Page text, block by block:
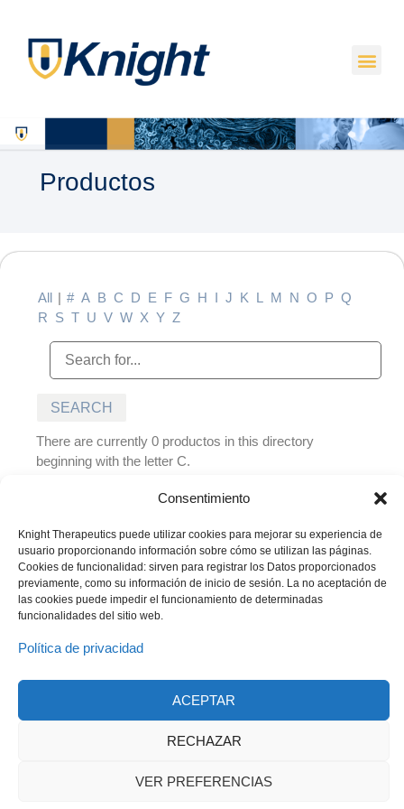
Consentimiento
Knight Therapeutics puede utilizar cookies para mejorar su experiencia de
usuario proporcionando información sobre cómo se utilizan las páginas.
Cookies de funcionalidad: sirven para registrar los Datos proporcionados
previamente, como su información de inicio de sesión. La no aceptación de
las cookies puede impedir el funcionamiento de determinadas
funcionalidades del sitio web.
Política de privacidad
ACEPTAR
RECHAZAR
VER PREFERENCIAS
Productos
All | # A B C D E F G H I J K L M N O P Q
R S T U V W X Y Z
There are currently 0 productos in this directory
beginning with the letter C.
© 2023 Todos los derechos reservados
Knight Therapeutics Inc.
Política de Privacidad
Código de Conducta y Ética Empresarial